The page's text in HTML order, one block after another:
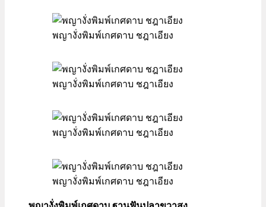
พญางั่งพิมพ์เกศดาบ ชฎาเอียง
พญางั่งพิมพ์เกศดาบ ชฎาเอียง
พญางั่งพิมพ์เกศดาบ ชฎาเอียง
พญางั่งพิมพ์เกศดาบ ชฎาเอียง